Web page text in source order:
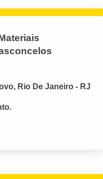
Rio De Janeiro - RJ